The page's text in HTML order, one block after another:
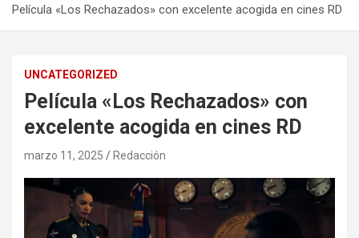
Película «Los Rechazados» con excelente acogida en cines RD
UNCATEGORIZED
Película «Los Rechazados» con
excelente acogida en cines RD
marzo 11, 2025 Redacción